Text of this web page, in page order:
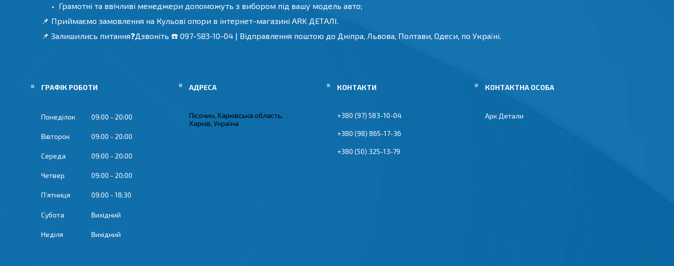
Грамотні та ввічливі менеджери допоможуть з вибором під вашу модель авто;
📌 Приймаємо замовлення на Кульові опори в інтернет-магазині ARK ДЕТАЛІ.
📌 Залишились питання❓Дзвоніть ☎️ 097-583-10-04 | Відправлення поштою до Дніпра, Львова, Полтави, Одеси, по Україні.
ГРАФІК РОБОТИ
Понеділок 09:00 20:00
Вівторок 09:00 20:00
Середа 09:00 20:00
Четвер 09:00 20:00
Пʼятниця 09:00 18:30
Субота Вихідний
Неділя Вихідний
Пісочин, Харківська область,
Харків, Україна
+380 (97) 583-10-04
+380 (98) 865-17-36
+380 (50) 325-13-79
Арк Детали